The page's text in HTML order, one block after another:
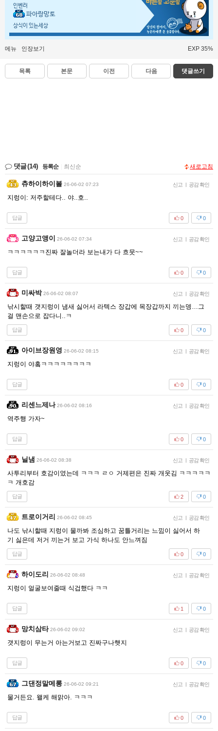
인벤러
파아랑망토
상식이 있는세상
메뉴 인장보기 EXP 35%
목록 본문 이전 다음 댓글쓰기
댓글(14) 등록순 최신순 새로고침
츄하이하이볼 26-06-02 07:23 신고 | 공감 확인
지렁이: 저주할테다.. 야..호..
답글 0
0
고양고앵이 26-06-02 07:34 신고 | 공감 확인
ㅋㅋㅋㅋㅋㅋ진짜 잘놀더라 보는내가 다 흐뭇~~
답글 0
0
미싸박 26-06-02 08:07 신고 | 공감 확인
낚시할때 갯지렁이 냄새 싫어서 라텍스 장갑에 목장갑까지 끼는뎅…그
걸 맨손으로 잡다니..ㅋ
답글 0
0
아이브장원영 26-06-02 08:15 신고 | 공감 확인
지렁이 야홐ㅋㅋㅋㅋㅋㅋㅋㅋ
답글 0
0
리센느제나 26-06-02 08:16 신고 | 공감 확인
역주행 가자~
답글 0
0
닐냄 26-06-02 08:38 신고 | 공감 확인
사투리부터 호감이였는데 ㅋㅋㅋ ㄹㅇ 거제편은 진짜 개웃김 ㅋㅋㅋㅋㅋ
ㅋ 개호감
답글 0
2
트로이거리 26-06-02 08:45 신고 | 공감 확인
나도 낚시할때 지렁이 물까봐 조심하고 꿈틀거리는 느낌이 싫어서 하
기 싫은데 저거 끼는거 보고 가식 하나도 안느껴짐
답글 0
0
하이도리 26-06-02 08:48 신고 | 공감 확인
지렁이 얼굴보여줄때 식겁했다 ㅋㅋ
답글 0
1
망치삼타 26-06-02 09:02 신고 | 공감 확인
갯지렁이 무는거 아는거보고 진짜구나햇지
답글 0
0
그댄정말메롱 26-06-02 09:21 신고 | 공감 확인
물거든요. 왤케 해맑아. ㅋㅋㅋ
답글 0
0